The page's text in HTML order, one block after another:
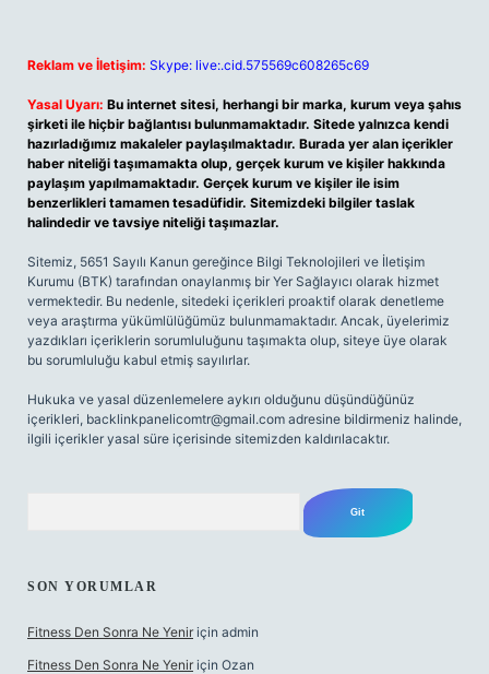
Reklam ve İletişim: Skype: live:.cid.575569c608265c69
Yasal Uyarı: Bu internet sitesi, herhangi bir marka, kurum veya şahıs
şirketi ile hiçbir bağlantısı bulunmamaktadır. Sitede yalnızca kendi
hazırladığımız makaleler paylaşılmaktadır. Burada yer alan içerikler
haber niteliği taşımamakta olup, gerçek kurum ve kişiler hakkında
paylaşım yapılmamaktadır. Gerçek kurum ve kişiler ile isim
benzerlikleri tamamen tesadüfidir. Sitemizdeki bilgiler taslak
halindedir ve tavsiye niteliği taşımazlar.
Sitemiz, 5651 Sayılı Kanun gereğince Bilgi Teknolojileri ve İletişim
Kurumu (BTK) tarafından onaylanmış bir Yer Sağlayıcı olarak hizmet
vermektedir. Bu nedenle, sitedeki içerikleri proaktif olarak denetleme
veya araştırma yükümlülüğümüz bulunmamaktadır. Ancak, üyelerimiz
yazdıkları içeriklerin sorumluluğunu taşımakta olup, siteye üye olarak
bu sorumluluğu kabul etmiş sayılırlar.
Hukuka ve yasal düzenlemelere aykırı olduğunu düşündüğünüz
içerikleri, backlinkpanelicomtr@gmail.com adresine bildirmeniz halinde,
ilgili içerikler yasal süre içerisinde sitemizden kaldırılacaktır.
SON YORUMLAR
Fitness Den Sonra Ne Yenir için admin
Fitness Den Sonra Ne Yenir için Ozan